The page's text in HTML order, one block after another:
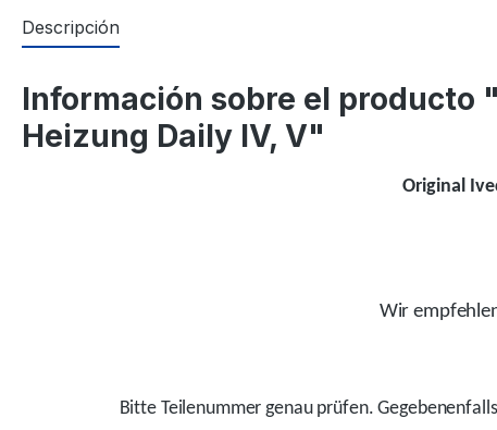
Descripción
Información sobre el producto
Heizung Daily IV, V"
Original
Wir
Bitte Teilenummer genau prüfen.Gegebenenfalls